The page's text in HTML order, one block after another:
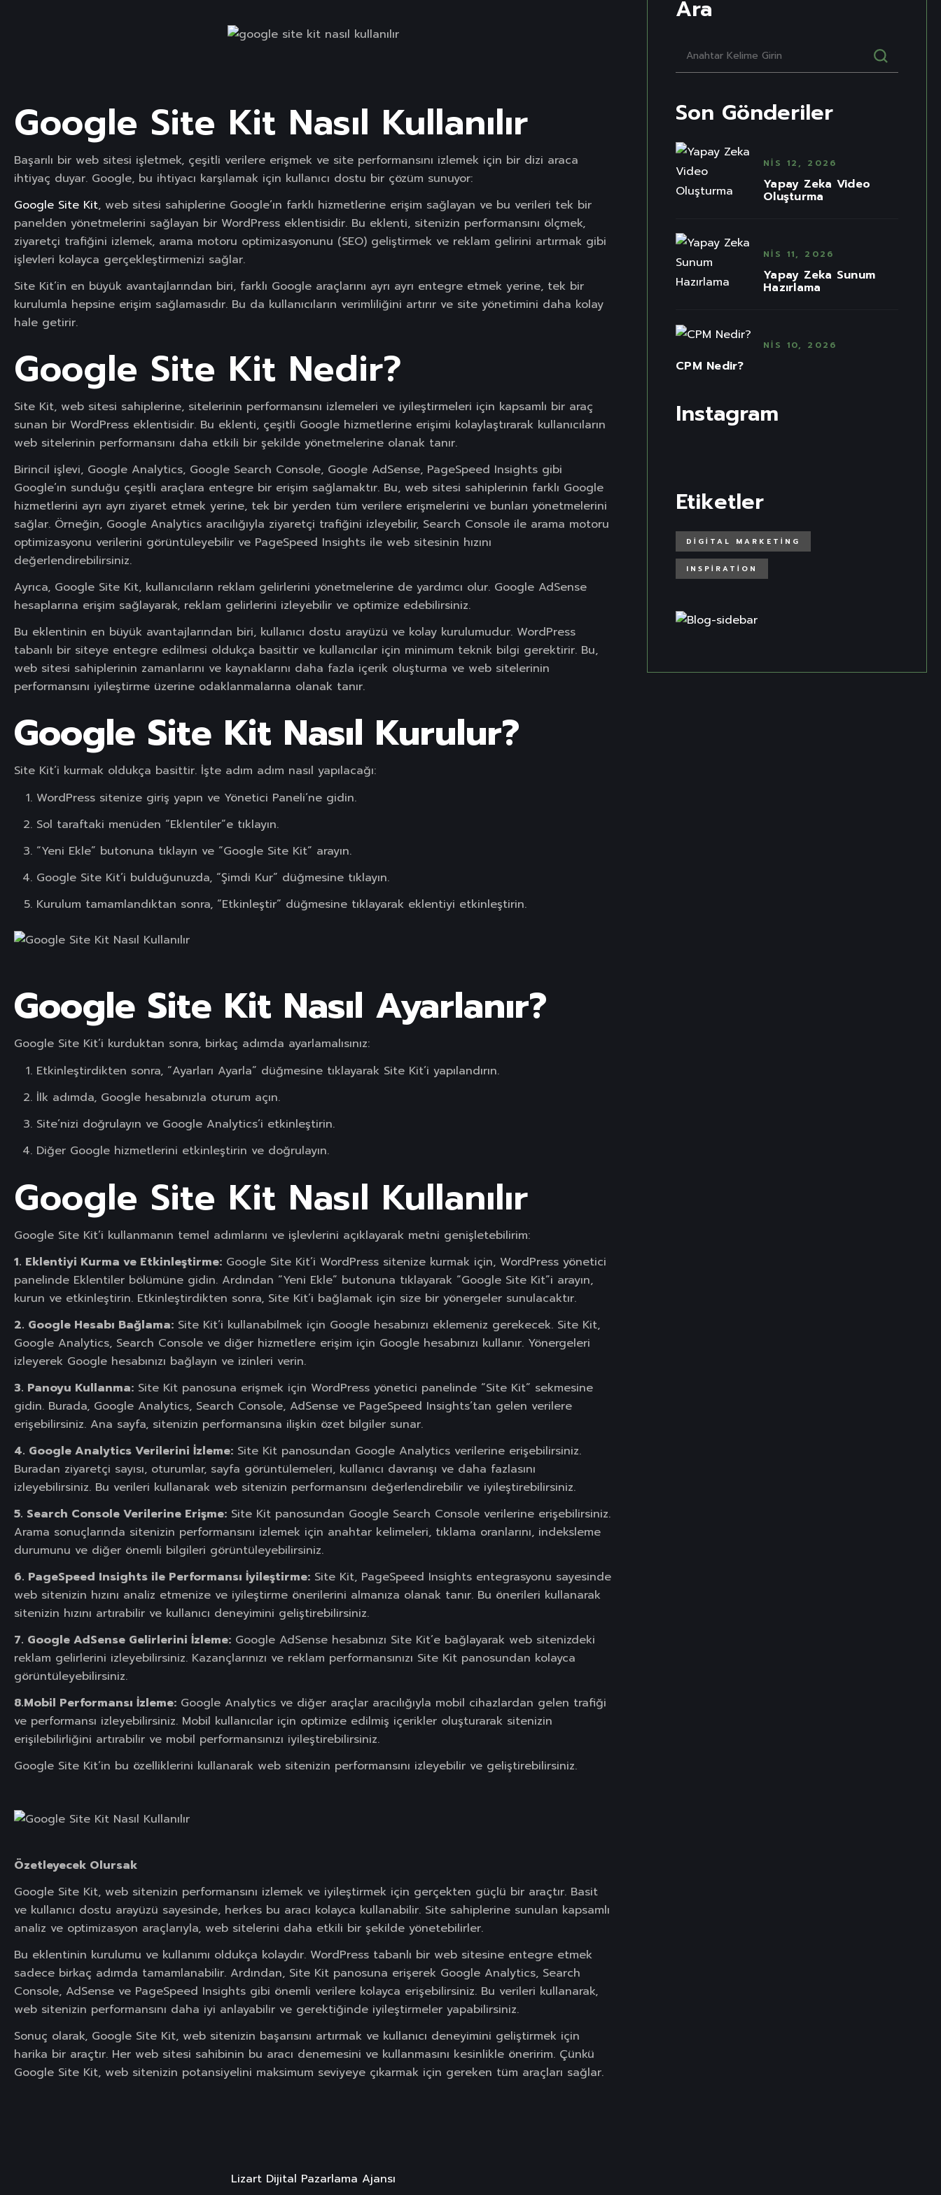
Google Site Kit Nasıl Kullanılır
Başarılı bir web sitesi işletmek, çeşitli verilere erişmek ve site performansını izlemek için bir dizi araca
ihtiyaç duyar. Google, bu ihtiyacı karşılamak için kullanıcı dostu bir çözüm sunuyor:
Google Site Kit, web sitesi sahiplerine Google’ın farklı hizmetlerine erişim sağlayan ve bu verileri tek bir
panelden yönetmelerini sağlayan bir WordPress eklentisidir. Bu eklenti, sitenizin performansını ölçmek,
ziyaretçi trafiğini izlemek, arama motoru optimizasyonunu (SEO) geliştirmek ve reklam gelirini artırmak gibi
işlevleri kolayca gerçekleştirmenizi sağlar.
Site Kit’in en büyük avantajlarından biri, farklı Google araçlarını ayrı ayrı entegre etmek yerine, tek bir
kurulumla hepsine erişim sağlamasıdır. Bu da kullanıcıların verimliliğini artırır ve site yönetimini daha kolay
hale getirir.
Google Site Kit Nedir?
Site Kit, web sitesi sahiplerine, sitelerinin performansını izlemeleri ve iyileştirmeleri için kapsamlı bir araç
sunan bir WordPress eklentisidir. Bu eklenti, çeşitli Google hizmetlerine erişimi kolaylaştırarak kullanıcıların
web sitelerinin performansını daha etkili bir şekilde yönetmelerine olanak tanır.
Birincil işlevi, Google Analytics, Google Search Console, Google AdSense, PageSpeed Insights gibi
Google’ın sunduğu çeşitli araçlara entegre bir erişim sağlamaktır. Bu, web sitesi sahiplerinin farklı Google
hizmetlerini ayrı ayrı ziyaret etmek yerine, tek bir yerden tüm verilere erişmelerini ve bunları yönetmelerini
sağlar. Örneğin, Google Analytics aracılığıyla ziyaretçi trafiğini izleyebilir, Search Console ile arama motoru
optimizasyonu verilerini görüntüleyebilir ve PageSpeed Insights ile web sitesinin hızını
değerlendirebilirsiniz.
Ayrıca, Google Site Kit, kullanıcıların reklam gelirlerini yönetmelerine de yardımcı olur. Google AdSense
hesaplarına erişim sağlayarak, reklam gelirlerini izleyebilir ve optimize edebilirsiniz.
Bu eklentinin en büyük avantajlarından biri, kullanıcı dostu arayüzü ve kolay kurulumudur. WordPress
tabanlı bir siteye entegre edilmesi oldukça basittir ve kullanıcılar için minimum teknik bilgi gerektirir. Bu,
web sitesi sahiplerinin zamanlarını ve kaynaklarını daha fazla içerik oluşturma ve web sitelerinin
performansını iyileştirme üzerine odaklanmalarına olanak tanır.
Google Site Kit Nasıl Kurulur?
Site Kit’i kurmak oldukça basittir. İşte adım adım nasıl yapılacağı:
WordPress sitenize giriş yapın ve Yönetici Paneli’ne gidin.
Sol taraftaki menüden “Eklentiler”e tıklayın.
“Yeni Ekle” butonuna tıklayın ve “Google Site Kit” arayın.
Google Site Kit’i bulduğunuzda, “Şimdi Kur” düğmesine tıklayın.
Kurulum tamamlandıktan sonra, “Etkinleştir” düğmesine tıklayarak eklentiyi etkinleştirin.
Google Site Kit Nasıl Ayarlanır?
Google Site Kit’i kurduktan sonra, birkaç adımda ayarlamalısınız:
Etkinleştirdikten sonra, “Ayarları Ayarla” düğmesine tıklayarak Site Kit’i yapılandırın.
İlk adımda, Google hesabınızla oturum açın.
Site’nizi doğrulayın ve Google Analytics’i etkinleştirin.
Diğer Google hizmetlerini etkinleştirin ve doğrulayın.
Google Site Kit Nasıl Kullanılır
Google Site Kit’i kullanmanın temel adımlarını ve işlevlerini açıklayarak metni genişletebilirim:
1. Eklentiyi Kurma ve Etkinleştirme: Google Site Kit’i WordPress sitenize kurmak için, WordPress yönetici
panelinde Eklentiler bölümüne gidin. Ardından “Yeni Ekle” butonuna tıklayarak “Google Site Kit”i arayın,
kurun ve etkinleştirin. Etkinleştirdikten sonra, Site Kit’i bağlamak için size bir yönergeler sunulacaktır.
2. Google Hesabı Bağlama: Site Kit’i kullanabilmek için Google hesabınızı eklemeniz gerekecek. Site Kit,
Google Analytics, Search Console ve diğer hizmetlere erişim için Google hesabınızı kullanır. Yönergeleri
izleyerek Google hesabınızı bağlayın ve izinleri verin.
3. Panoyu Kullanma: Site Kit panosuna erişmek için WordPress yönetici panelinde “Site Kit” sekmesine
gidin. Burada, Google Analytics, Search Console, AdSense ve PageSpeed Insights’tan gelen verilere
erişebilirsiniz. Ana sayfa, sitenizin performansına ilişkin özet bilgiler sunar.
4. Google Analytics Verilerini İzleme: Site Kit panosundan Google Analytics verilerine erişebilirsiniz.
Buradan ziyaretçi sayısı, oturumlar, sayfa görüntülemeleri, kullanıcı davranışı ve daha fazlasını
izleyebilirsiniz. Bu verileri kullanarak web sitenizin performansını değerlendirebilir ve iyileştirebilirsiniz.
5. Search Console Verilerine Erişme: Site Kit panosundan Google Search Console verilerine erişebilirsiniz.
Arama sonuçlarında sitenizin performansını izlemek için anahtar kelimeleri, tıklama oranlarını, indeksleme
durumunu ve diğer önemli bilgileri görüntüleyebilirsiniz.
6. PageSpeed Insights ile Performansı İyileştirme: Site Kit, PageSpeed Insights entegrasyonu sayesinde
web sitenizin hızını analiz etmenize ve iyileştirme önerilerini almanıza olanak tanır. Bu önerileri kullanarak
sitenizin hızını artırabilir ve kullanıcı deneyimini geliştirebilirsiniz.
7. Google AdSense Gelirlerini İzleme: Google AdSense hesabınızı Site Kit’e bağlayarak web sitenizdeki
reklam gelirlerini izleyebilirsiniz. Kazançlarınızı ve reklam performansınızı Site Kit panosundan kolayca
görüntüleyebilirsiniz.
8.Mobil Performansı İzleme: Google Analytics ve diğer araçlar aracılığıyla mobil cihazlardan gelen trafiği
ve performansı izleyebilirsiniz. Mobil kullanıcılar için optimize edilmiş içerikler oluşturarak sitenizin
erişilebilirliğini artırabilir ve mobil performansınızı iyileştirebilirsiniz.
Google Site Kit’in bu özelliklerini kullanarak web sitenizin performansını izleyebilir ve geliştirebilirsiniz.
Özetleyecek Olursak
Google Site Kit, web sitenizin performansını izlemek ve iyileştirmek için gerçekten güçlü bir araçtır. Basit
ve kullanıcı dostu arayüzü sayesinde, herkes bu aracı kolayca kullanabilir. Site sahiplerine sunulan kapsamlı
analiz ve optimizasyon araçlarıyla, web sitelerini daha etkili bir şekilde yönetebilirler.
Bu eklentinin kurulumu ve kullanımı oldukça kolaydır. WordPress tabanlı bir web sitesine entegre etmek
sadece birkaç adımda tamamlanabilir. Ardından, Site Kit panosuna erişerek Google Analytics, Search
Console, AdSense ve PageSpeed Insights gibi önemli verilere kolayca erişebilirsiniz. Bu verileri kullanarak,
web sitenizin performansını daha iyi anlayabilir ve gerektiğinde iyileştirmeler yapabilirsiniz.
Sonuç olarak, Google Site Kit, web sitenizin başarısını artırmak ve kullanıcı deneyimini geliştirmek için
harika bir araçtır. Her web sitesi sahibinin bu aracı denemesini ve kullanmasını kesinlikle öneririm. Çünkü
Google Site Kit, web sitenizin potansiyelini maksimum seviyeye çıkarmak için gereken tüm araçları sağlar.
Lizart Dijital Pazarlama Ajansı
Ara
Son Gönderiler
NIS 12, 2026
Yapay Zeka Video
Oluşturma
NIS 11, 2026
Yapay Zeka Sunum
Hazırlama
NIS 10, 2026
CPM Nedir?
Instagram
Etiketler
DIGITAL MARKETING
INSPIRATION